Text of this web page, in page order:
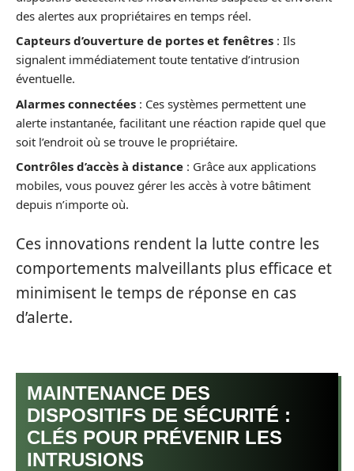
des alertes aux propriétaires en temps réel.
Capteurs d’ouverture de portes et fenêtres : Ils
signalent immédiatement toute tentative d’intrusion
éventuelle.
Alarmes connectées : Ces systèmes permettent une
alerte instantanée, facilitant une réaction rapide quel que
soit l’endroit où se trouve le propriétaire.
Contrôles d’accès à distance : Grâce aux applications
mobiles, vous pouvez gérer les accès à votre bâtiment
depuis n’importe où.
Ces innovations rendent la lutte contre les
comportements malveillants plus efficace et
minimisent le temps de réponse en cas
d’alerte.
MAINTENANCE DES
DISPOSITIFS DE SÉCURITÉ :
CLÉS POUR PRÉVENIR LES
INTRUSIONS